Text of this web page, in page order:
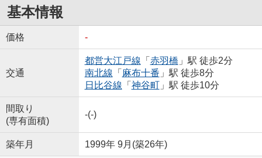
基本情報
価格 -
交通
都営大江戸線 「 赤羽橋 」駅 徒歩2分
南北線 「 麻布十番 」駅 徒歩8分
日比谷線 「 神谷町」駅 徒歩10分
間取り
(専有面積)
-(-)
築年月 1999年 9月(築26年)